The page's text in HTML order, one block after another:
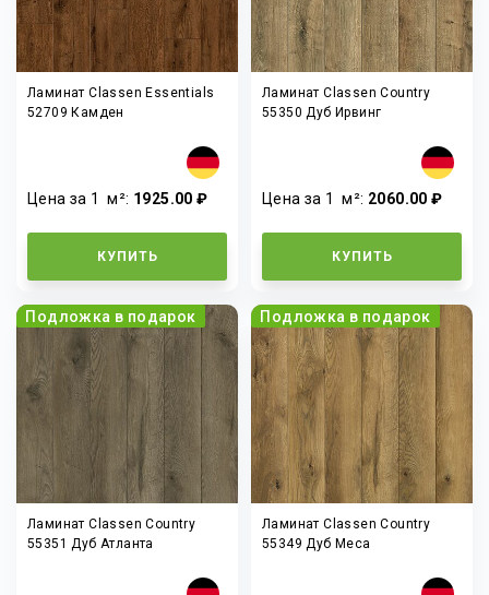
Ламинат Classen Essentials
52709 Камден
Цена за 1м²: 1925.00 ₽
КУПИТЬ
Ламинат Classen Country
55350 Дуб Ирвинг
Цена за 1м²: 2060.00 ₽
КУПИТЬ
Подложка в подарок
Ламинат Classen Country
55351 Дуб Атланта
Подложка в подарок
Ламинат Classen Country
55349 Дуб Меса